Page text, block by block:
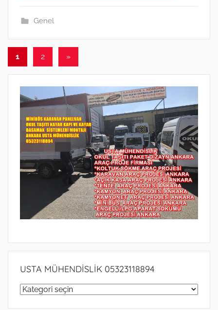
i
g
ö
n
r
i
ş
Genel
Yazı
sayfalaması
1 2
Sonraki
yazılar
»
USTA MÜHENDİSLİK 05323118894
USTA